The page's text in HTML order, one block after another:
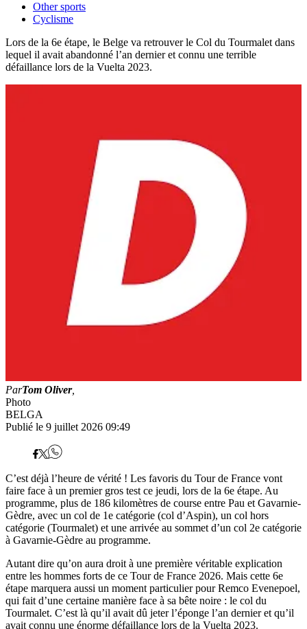
Other sports
Cyclisme
Lors de la 6e étape, le Belge va retrouver le Col du Tourmalet dans
lequel il avait abandonné l’an dernier et connu une terrible
défaillance lors de la Vuelta 2023.
ParTom Oliver,
Photo
BELGA
Publié le 9 juillet 2026 09:49
C’est déjà l’heure de vérité ! Les favoris du Tour de France vont
faire face à un premier gros test ce jeudi, lors de la 6e étape. Au
programme, plus de 186 kilomètres de course entre Pau et Gavarnie-
Gèdre, avec un col de 1e catégorie (col d’Aspin), un col hors
catégorie (Tourmalet) et une arrivée au sommet d’un col 2e catégorie
à Gavarnie-Gèdre au programme.
Autant dire qu’on aura droit à une première véritable explication
entre les hommes forts de ce Tour de France 2026. Mais cette 6e
étape marquera aussi un moment particulier pour Remco Evenepoel,
qui fait d’une certaine manière face à sa bête noire : le col du
Tourmalet. C’est là qu’il avait dû jeter l’éponge l’an dernier et qu’il
avait connu une énorme défaillance lors de la Vuelta 2023.